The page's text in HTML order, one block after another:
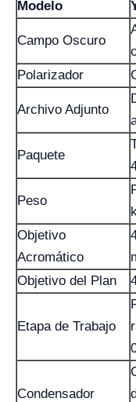
Modelo
Campo Oscuro
Polarizador
Archivo Adjunto
Paquete
Peso
Objetivo
Acromático
Objetivo del Plan
Etapa de Trabajo
Condensador